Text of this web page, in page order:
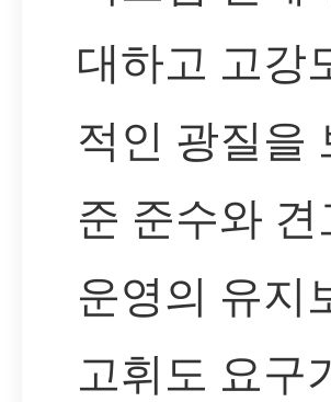
대하고 고강
적인 광질을
준 준수와
운영의 유지
고휘도 요구